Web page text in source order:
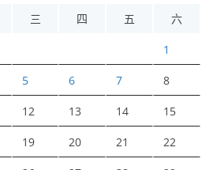
三 四 五 六
1
5 6 7 8
12 13 14 15
19 20 21 22